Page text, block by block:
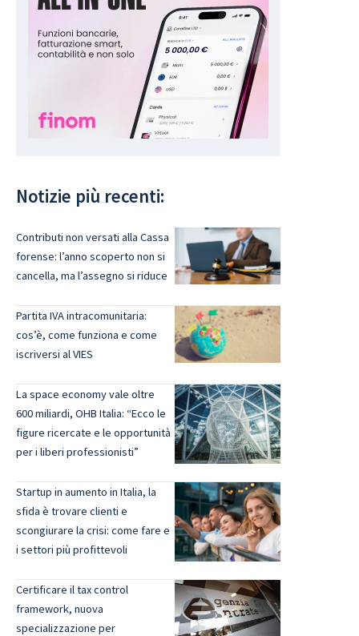
Notizie più recenti:
Contributi non versati alla Cassa
forense: l’anno scoperto non si
cancella, ma l’assegno si riduce
Partita IVA intracomunitaria:
cos’è, come funziona e come
iscriversi al VIES
La space economy vale oltre
600 miliardi, OHB Italia: “Ecco le
figure ricercate e le opportunità
per i liberi professionisti”
Startup in aumento in Italia, la
sfida è trovare clienti e
scongiurare la crisi: come fare e
i settori più profittevoli
Certificare il tax control
framework, nuova
specializzazione per